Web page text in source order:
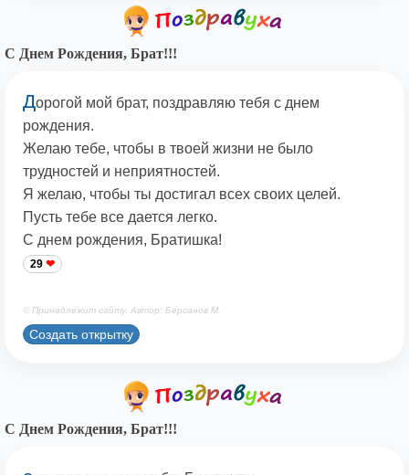
С Днем Рождения, Брат!!!
Дорогой мой брат, поздравляю тебя с днем
рождения.
Желаю тебе, чтобы в твоей жизни не было
трудностей и неприятностей.
Я желаю, чтобы ты достигал всех своих целей.
Пусть тебе все дается легко.
С днем рождения, Братишка!
29
© Принадлежит сайту. Автор: Берсанов М.
Создать открытку
С Днем Рождения, Брат!!!